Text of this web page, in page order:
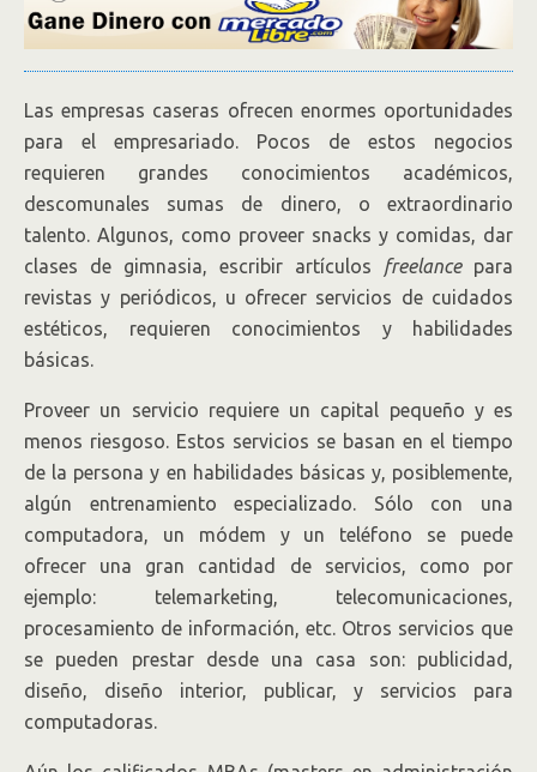
Las empresas caseras ofrecen enormes oportunidades
para el empresariado. Pocos de estos negocios
requieren grandes conocimientos académicos,
descomunales sumas de dinero, o extraordinario
talento. Algunos, como proveer snacks y comidas, dar
clases de gimnasia, escribir artículos freelancepara
revistas y periódicos, u ofrecer servicios de cuidados
estéticos, requieren conocimientos y habilidades
básicas.
Proveer un servicio requiere un capital pequeño y es
menos riesgoso. Estos servicios se basan en el tiempo
de la persona y en habilidades básicas y, posiblemente,
algún entrenamiento especializado. Sólo con una
computadora, un módem y un teléfono se puede
ofrecer una gran cantidad de servicios, como por
ejemplo: telemarketing, telecomunicaciones,
procesamiento de información, etc. Otros servicios que
se pueden prestar desde una casa son: publicidad,
diseño, diseño interior, publicar, y servicios para
computadoras.